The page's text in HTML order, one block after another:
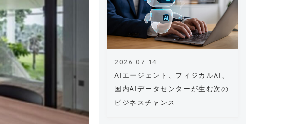
AIエージェント、フィジカルAI、
国内AIデータセンターが生む次の
ビジネスチャンス
2026-07-14